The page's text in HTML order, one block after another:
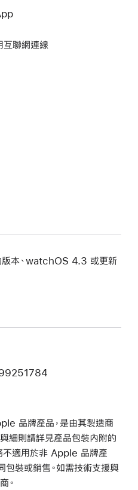
互聯網連線
本、watchOS 4.3 或更新
品牌產品，是由其製造商
細則請詳見產品包裝內附的
不適用於非 Apple 品牌產
裝或銷售。如需技術支援與
。